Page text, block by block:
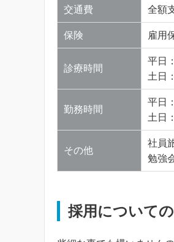
交通費 全額
保険 雇用
診療時間
平日
土日
勤務時間
平日
土日
その他
社員
勉強
採用について